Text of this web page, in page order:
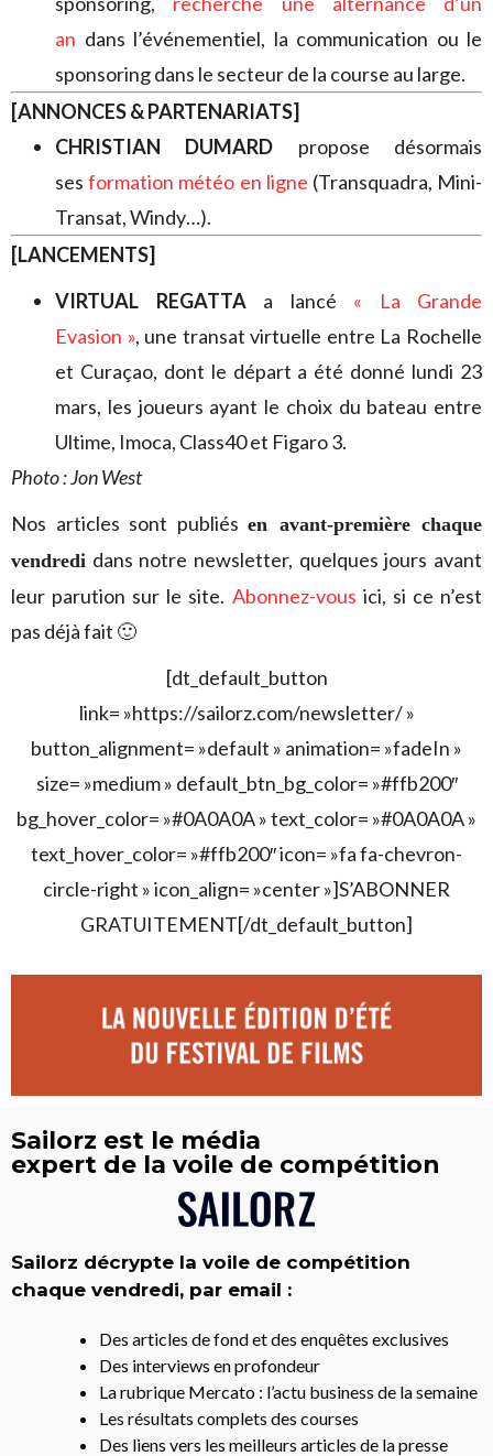
an dans l’événementiel, la communication ou le
sponsoring dans le secteur de la course au large.
[ANNONCES & PARTENARIATS]
CHRISTIAN DUMARD propose désormais
sesformation météo en ligne (Transquadra, Mini-
Transat, Windy…).
[LANCEMENTS]
VIRTUAL REGATTAa lancé « La Grande
Evasion », une transat virtuelle entre La Rochelle
et Curaçao, dont le départ a été donné lundi 23
mars, les joueurs ayant le choix du bateau entre
Ultime, Imoca, Class40 et Figaro 3.
Photo : Jon West
Nos articles sont publiés en avant-première chaque
vendredi dans notre newsletter, quelques jours avant
leur parution sur le site. Abonnez-vous ici, si ce n’est
pas déjà fait 🙂
[dt_default_button
link= »https://sailorz.com/newsletter/ »
button_alignment= »default » animation= »fadeIn »
size= »medium » default_btn_bg_color= »#ffb200″
bg_hover_color= »#0A0A0A » text_color= »#0A0A0A »
text_hover_color= »#ffb200″ icon= »fa fa-chevron-
circle-right » icon_align= »center »]S’ABONNER
GRATUITEMENT[/dt_default_button]
Sailorz est le média
expert de la voile de compétition
Sailorz décrypte la voile de compétition
chaque vendredi, par email :
Des articles de fond et des enquêtes exclusives
Des interviews en profondeur
La rubrique Mercato : l’actu business de la semaine
Les résultats complets des courses
Des liens vers les meilleurs articles de la presse